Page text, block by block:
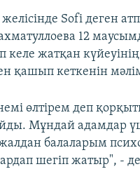
Sofi деген
12
келе жатқан
қашып кеткенін
өлтірем деп
Мұндай адамдар
балаларым
шегіп жатыр", -